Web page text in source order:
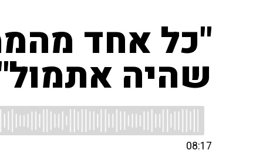
"כל אחד
שהיה
08:17